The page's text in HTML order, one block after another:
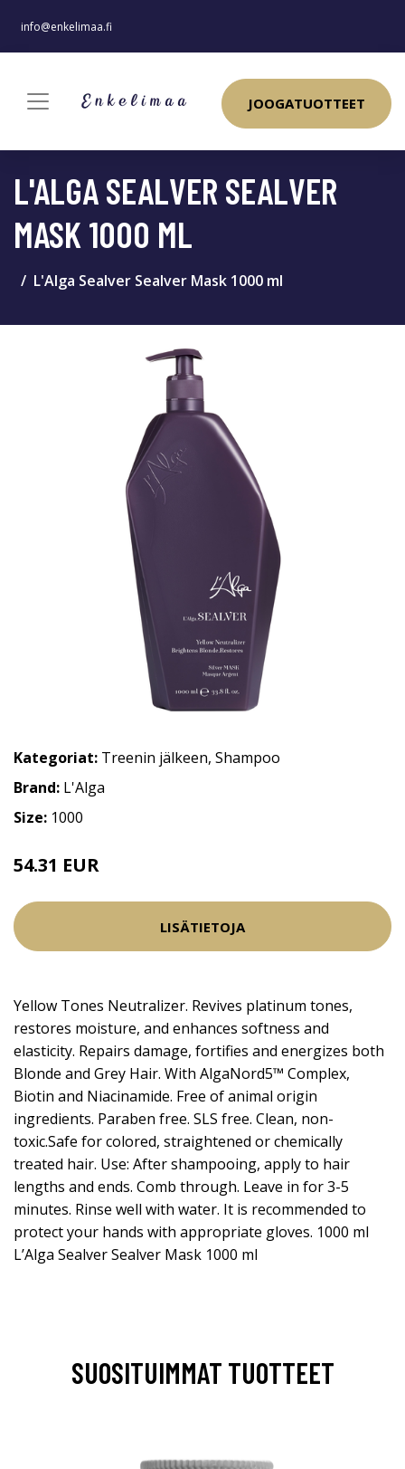
info@enkelimaa.fi
JOOGATUOTTEET
L'ALGA SEALVER SEALVER
MASK 1000 ML
L'Alga Sealver Sealver Mask 1000 ml
Kategoriat: Treenin jälkeen, Shampoo
Brand: L'Alga
Size: 1000
54.31 EUR
LISÄTIETOJA
Yellow Tones Neutralizer. Revives platinum tones,
restores moisture, and enhances softness and
elasticity. Repairs damage, fortifies and energizes both
Blonde and Grey Hair. With AlgaNord5™ Complex,
Biotin and Niacinamide. Free of animal origin
ingredients. Paraben free. SLS free. Clean, non-
toxic.Safe for colored, straightened or chemically
treated hair. Use: After shampooing, apply to hair
lengths and ends. Comb through. Leave in for 3-5
minutes. Rinse well with water. It is recommended to
protect your hands with appropriate gloves. 1000 ml
L’Alga Sealver Sealver Mask 1000 ml
SUOSITUIMMAT TUOTTEET